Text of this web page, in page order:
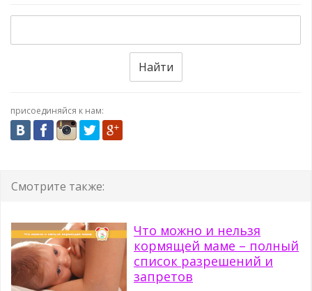
Найти
присоединяйся к нам:
Смотрите также:
Что можно и нельзя
кормящей маме – полный
список разрешений и
запретов